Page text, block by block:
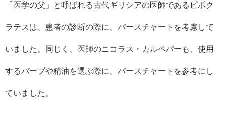
「医学の父」と呼ばれる古代ギリシアの医師であるピポク
ラテスは、患者の診断の際に、バースチャートを考慮して
いました。同じく、医師のニコラス・カルペパーも、使用
するバーブや精油を選ぶ際に、バースチャートを参考にし
ていました。